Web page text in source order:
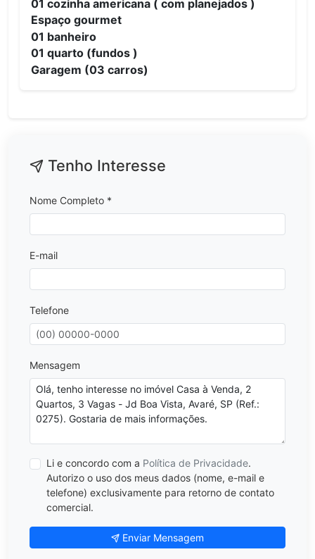
01 cozinha americana ( com planejados )
Espaço gourmet
01 banheiro
01 quarto (fundos )
Garagem (03 carros)
Tenho Interesse
Nome Completo *
E-mail
Telefone
Mensagem
Li e concordo com a Política de Privacidade.
Autorizo o uso dos meus dados (nome, e-mail e
telefone) exclusivamente para retorno de contato
comercial.
Enviar Mensagem